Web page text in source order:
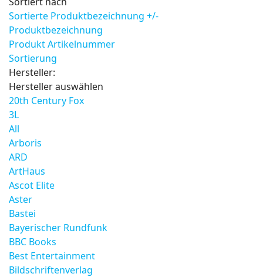
Sortierte Produktbezeichnung +/-
Produktbezeichnung
Produkt Artikelnummer
Sortierung
Hersteller:
Hersteller auswählen
20th Century Fox
3L
All
Arboris
ARD
ArtHaus
Ascot Elite
Aster
Bastei
Bayerischer Rundfunk
BBC Books
Best Entertainment
Bildschriftenverlag